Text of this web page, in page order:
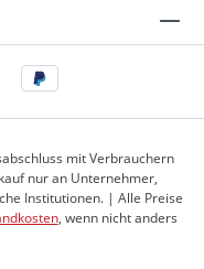
mit Verbrauchern
nur an Unternehmer,
Institutionen. | Alle Preise
, wenn nicht anders